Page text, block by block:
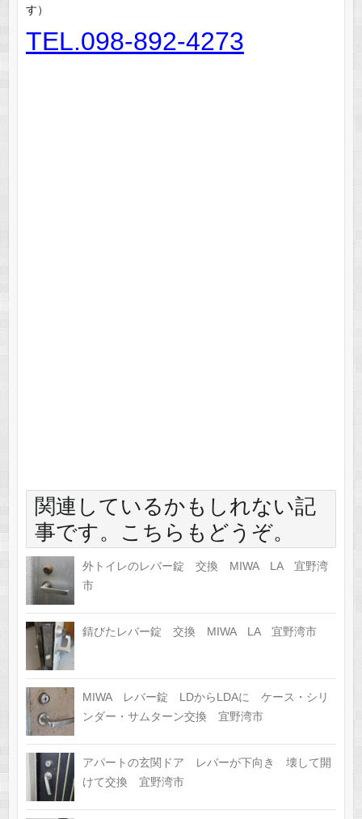
す）
TEL.098-892-4273
関連しているかもしれない記
事です。こちらもどうぞ。
外トイレのレバー錠 交換 MIWA LA 宜野湾
市
錆びたレバー錠 交換 MIWA LA 宜野湾市
MIWA レバー錠 LDからLDAに ケース・シリ
ンダー・サムターン交換 宜野湾市
アパートの玄関ドア レバーが下向き 壊して開
けて交換 宜野湾市